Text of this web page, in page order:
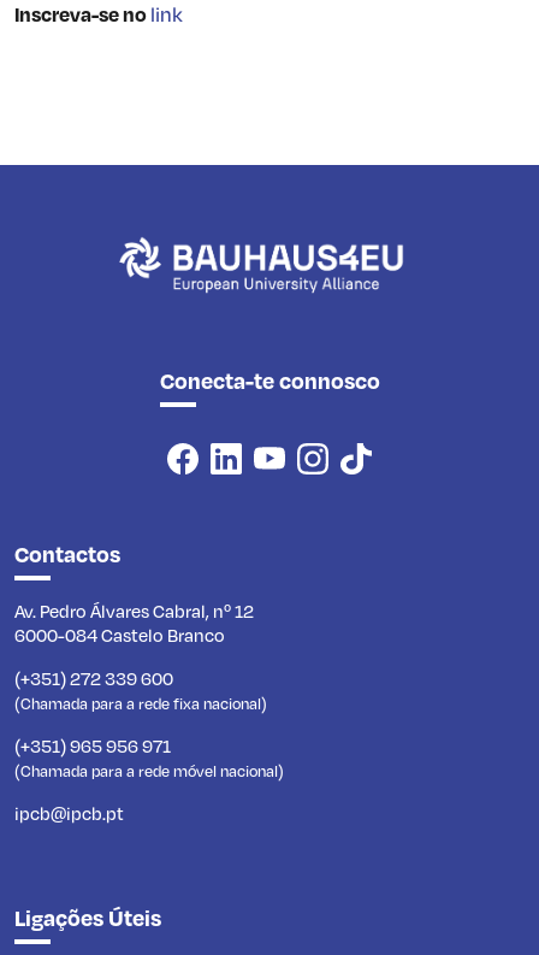
Inscreva-se nolink
Conecta-te connosco
Contactos
Av. Pedro Álvares Cabral, nº 12
6000-084 Castelo Branco
(+351) 272 339 600
(Chamada para a rede fixa nacional)
(+351) 965 956 971
(Chamada para a rede móvel nacional)
ipcb@ipcb.pt
Ligações Úteis